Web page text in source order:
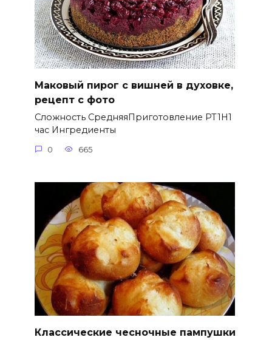
Маковый пирог с вишней в духовке,
рецепт с фото
Сложность СредняяПриготовление PT1H1
час Ингредиенты
0 665
Классические чесночные пампушки